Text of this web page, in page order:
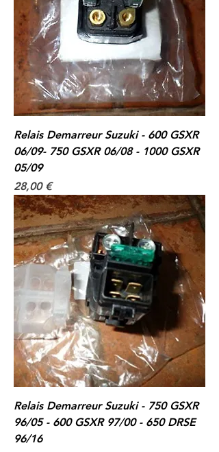
Relais Demarreur Suzuki - 600 GSXR
06/09- 750 GSXR 06/08 - 1000 GSXR
05/09
Prix
28,00 €
Relais Demarreur Suzuki - 750 GSXR
96/05 - 600 GSXR 97/00 - 650 DRSE
96/16